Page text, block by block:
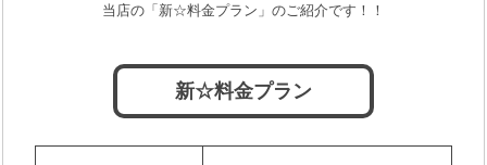
当店の「新☆料金プラン」のご紹介です！！
新☆料金プラン